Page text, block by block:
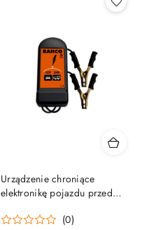
Urządzenie chroniące
elektronikę pojazdu przed
BAHCO [BELP1224]
(0)